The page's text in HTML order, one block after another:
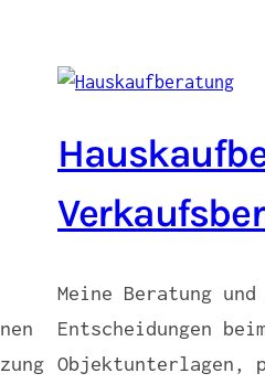
Meine Beratung
Entscheidungen
Objektunterlagen,